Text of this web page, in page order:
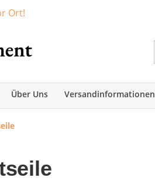
Ort!
das Dropdown der Kategorie Shop
Über Uns Versandinformationen